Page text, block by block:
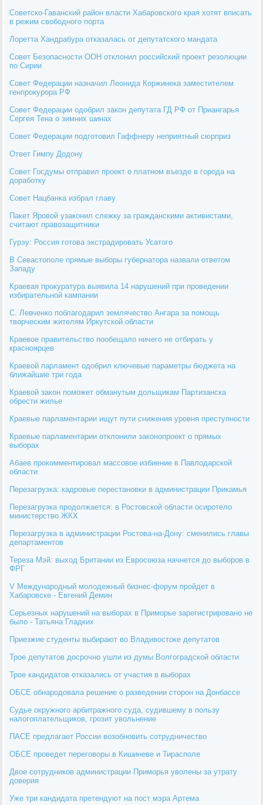
Советско-Гаванский район власти Хабаровского края хотят вписать
в режим свободного порта
Лоретта Хандрабура отказалась от депутатского мандата
Совет Безопасности ООН отклонил российский проект резолюции
по Сирии
Совет Федерации назначил Леонида Коржинека заместителем
генпрокурора РФ
Совет Федерации одобрил закон депутата ГД РФ от Приангарья
Сергея Тена о зимних шинах
Совет Федерации подготовил Гаффнеру неприятный сюрприз
Ответ Гимпу Додону
Совет Госдумы отправил проект о платном въезде в города на
доработку
Совет Нацбанка избрал главу
Пакет Яровой узаконил слежку за гражданскими активистами,
считают правозащитники
Гурэу: Россия готова экстрадировать Усатого
В Севастополе прямые выборы губернатора назвали ответом
Западу
Краевая прокуратура выявила 14 нарушений при проведении
избирательной кампании
С. Левченко поблагодарил землячество Ангара за помощь
творческим жителям Иркутской области
Краевое правительство пообещало ничего не отбирать у
красноярцев
Краевой парламент одобрил ключевые параметры бюджета на
ближайшие три года
Краевой закон поможет обманутым дольщикам Партизанска
обрести жилье
Краевые парламентарии ищут пути снижения уровня преступности
Краевые парламентарии отклонили законопроект о прямых
выборах
Абаев прокомментировал массовое избиение в Павлодарской
области
Перезагрузка: кадровые перестановки в администрации Прикамья
Перезагрузка продолжается: в Ростовской области осиротело
министерство ЖКХ
Перезагрузка в администрации Ростова-на-Дону: сменились главы
департаментов
Тереза Мэй: выход Британии из Евросоюза начнется до выборов в
ФРГ
V Международный молодежный бизнес-форум пройдет в
Хабаровске - Евгений Демин
Серьезных нарушений на выборах в Приморье зарегистрировано не
было - Татьяна Гладких
Приезжие студенты выбирают во Владивостоке депутатов
Трое депутатов досрочно ушли из думы Волгоградской области
Трое кандидатов отказались от участия в выборах
ОБСЕ обнародовала решение о разведении сторон на Донбассе
Судье окружного арбитражного суда, судившему в пользу
налогоплательщиков, грозит увольнение
ПАСЕ предлагает России возобновить сотрудничество
ОБСЕ проведет переговоры в Кишиневе и Тирасполе
Двое сотрудников администрации Приморья уволены за утрату
доверия
Уже три кандидата претендуют на пост мэра Артема